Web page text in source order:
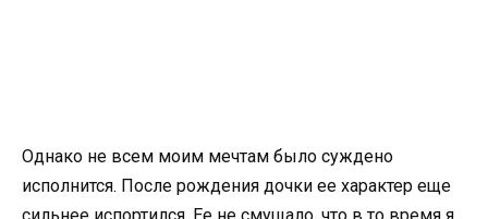
Однако не всем моим мечтам было суждено
исполнится. После рождения дочки ее характер еще